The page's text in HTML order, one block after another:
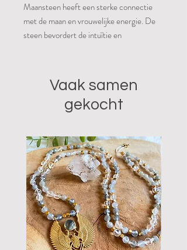
Maansteen heeft een sterke connectie
met de maan en vrouwelijke energie. De
steen bevordert de intuïtie en
versterkt paranormale vermogens zoals
mediamieke gaven en helderziendheid. De
steen heeft ook een sterk effect op slaap
helpt om dromen beter te herinneren. Het
is een goede steen voor vrouwen die
zwanger zijn of willen worden en
ondersteunt de zwangerschap, de
bevalling en borstvoeding. Ook bij (pre)
menstruele klachten en klachten na de
bevalling kan maansteen nuttig zijn.
Naast de algemene eigenschappen van
maansteen werkt regenboog maansteen
Vaak samen
gekocht